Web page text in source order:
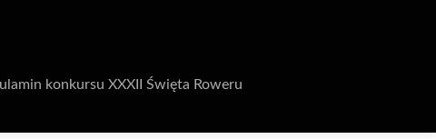
konkursu XXXII Święta Roweru